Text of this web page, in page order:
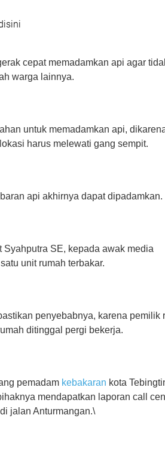
cepat memadamkan api agar
warga lainnya.
untuk memadamkan api,
harus melewati gang sempit.
api akhirnya dapat dipadamkan.
Syahputra SE, kepada awak media
unit rumah terbakar.
penyebabnya, karena pemilik
ditinggal pergi bekerja.
pemadam kebakaran kota
mendapatkan laporan call
di jalan Anturmangan.\